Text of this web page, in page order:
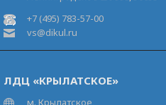
+7 (495) 783-57-00
vs@dikul.ru
ЛДЦ «КРЫЛАТСКОЕ»
м. Крылатское,